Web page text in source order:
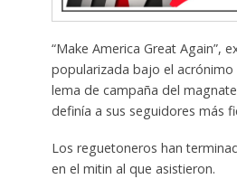
“Make America Great Again”,
popularizada bajo el acrónimo
lema de campaña del
definía a sus seguidores más
Los reguetoneros han
en el mitin al que asistieron.